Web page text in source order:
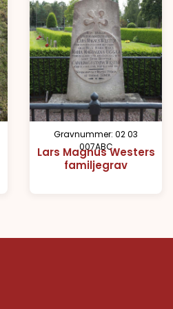
Gravnummer: 02 03
007ABC
Lars Magnus Westers
familjegrav